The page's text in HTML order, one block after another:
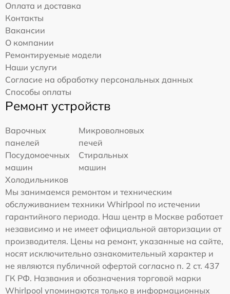
Оплата и доставка
Контакты
Вакансии
О компании
Ремонтируемые модели
Наши услуги
Согласие на обработку персональных данных
Способы оплаты
Ремонт устройств
Варочных
панелей
Микроволновых
печей
Посудомоечных
машин
Стиральных
машин
Холодильников
Мы занимаемся ремонтом и техническим
обслуживанием техники Whirlpool по истечении
гарантийного периода. Наш центр в Москве работает
независимо и не имеет официальной авторизации от
производителя. Цены на ремонт, указанные на сайте,
носят исключительно ознакомительный характер и
не являются публичной офертой согласно п. 2 ст. 437
ГК РФ. Названия и обозначения торговой марки
Whirlpool упоминаются только в информационных